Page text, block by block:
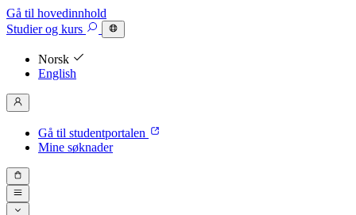
Gå til hovedinnhold
Studierog kurs
Norsk
English
Gå til studentportalen
Mine søknader